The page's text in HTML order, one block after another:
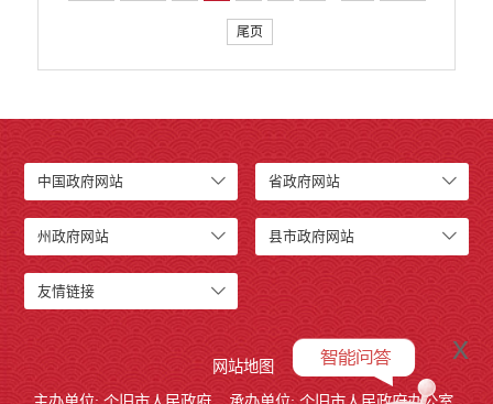
尾页
中国政府网站 省政府网站
州政府网站 县市政府网站
友情链接
网站地图
x